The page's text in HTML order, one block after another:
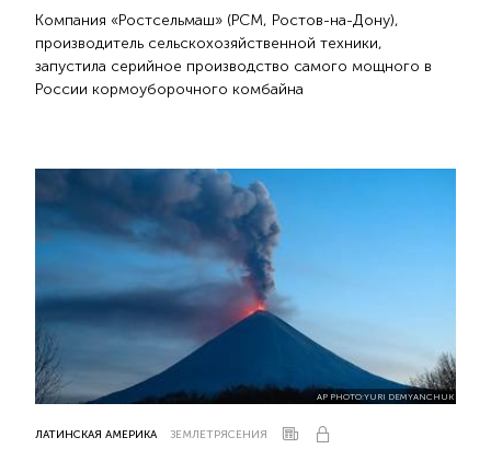
Компания «Ростсельмаш» (РСМ, Ростов-на-Дону),
производитель сельскохозяйственной техники,
запустила серийное производство самого мощного в
России кормоуборочного комбайна
AP PHOTO:YURI DEMYANCHUK
ЛАТИНСКАЯ АМЕРИКА ЗЕМЛЕТРЯСЕНИЯ